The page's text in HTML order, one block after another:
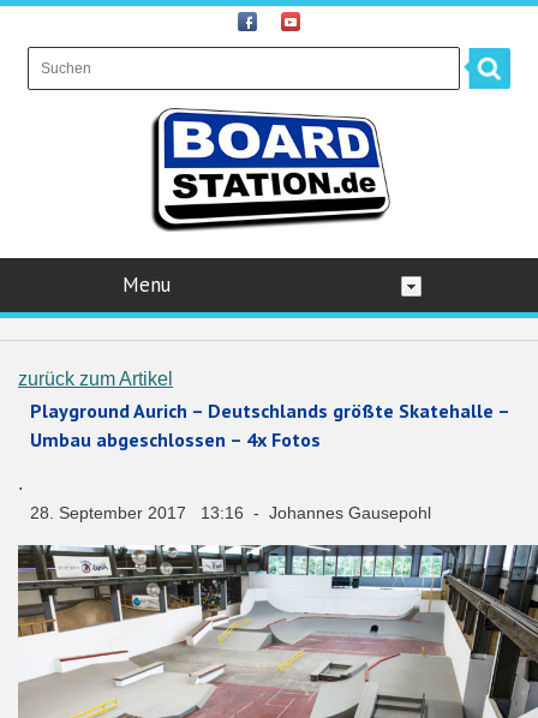
Menu
zurück zum Artikel
Playground Aurich – Deutschlands größte Skatehalle –
Umbau abgeschlossen – 4x Fotos
.
28. September 2017 13:16 - Johannes Gausepohl